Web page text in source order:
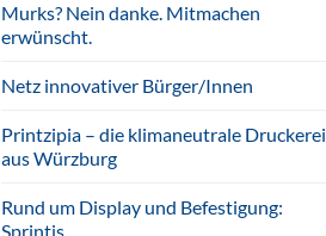
Murks? Nein danke. Mitmachen
erwünscht.
Netz innovativer Bürger/Innen
Printzipia – die klimaneutrale Druckerei
aus Würzburg
Rund um Display und Befestigung:
Sprintis